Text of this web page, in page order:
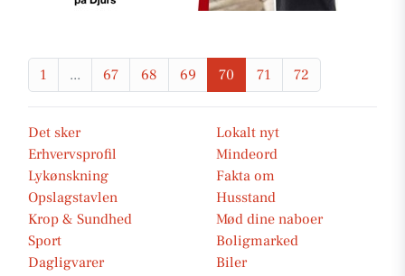
1 ... 67 68 69 70 71 72
Det sker
Lokalt nyt
Erhvervsprofil
Mindeord
Lykønskning
Fakta om
Opslagstavlen
Husstand
Krop & Sundhed
Mød dine naboer
Sport
Boligmarked
Dagligvarer
Biler